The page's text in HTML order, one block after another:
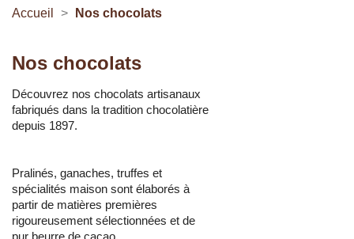
Accueil Nos chocolats
Nos chocolats
Découvrez nos chocolats artisanaux
fabriqués dans la tradition chocolatière
depuis 1897.
Pralinés, ganaches, truffes et
spécialités maison sont élaborés à
partir de matières premières
rigoureusement sélectionnées et de
pur beurre de cacao.